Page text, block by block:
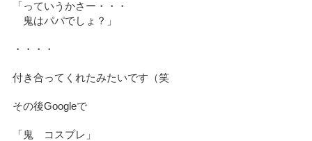
「っていうかさー・・・
鬼はパパでしょ？」
・・・・
付き合ってくれたみたいです（笑
その後Googleで
「鬼 コスプレ」